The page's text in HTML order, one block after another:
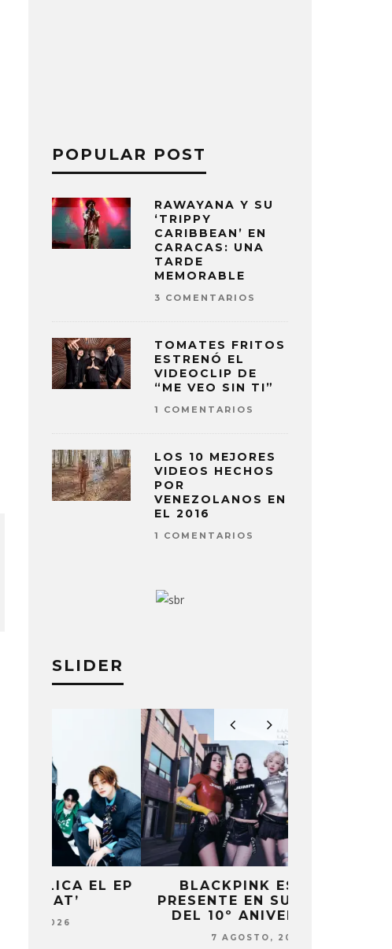
POPULAR POST
RAWAYANA Y SU
‘TRIPPY
CARIBBEAN’ EN
CARACAS: UNA
TARDE
MEMORABLE
3 COMENTARIOS
TOMATES FRITOS
ESTRENÓ EL
VIDEOCLIP DE
“ME VEO SIN TI”
1 COMENTARIOS
LOS 10 MEJORES
VIDEOS HECHOS
POR
VENEZOLANOS EN
EL 2016
1 COMENTARIOS
SLIDER
BLACKPINK ESTARÁ
PRESENTE EN SU EVENTO
DEL 10º ANIVERSARIO
7 AGOSTO, 2026